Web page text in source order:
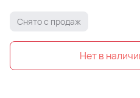
Снято с продаж